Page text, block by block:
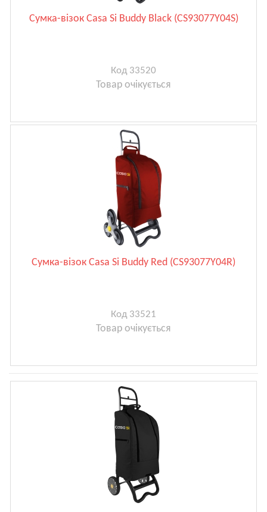
Сумка-візок Casa Si Buddy Black (CS93077Y04S)
Код 33520
Товар очікується
Сумка-візок Casa Si Buddy Red (CS93077Y04R)
Код 33521
Товар очікується